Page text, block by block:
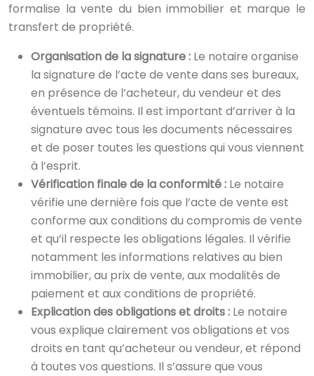
formalise la vente du bien immobilier et marque le
transfert de propriété.
Organisation de la signature : Le notaire organise
la signature de l’acte de vente dans ses bureaux,
en présence de l’acheteur, du vendeur et des
éventuels témoins. Il est important d’arriver à la
signature avec tous les documents nécessaires
et de poser toutes les questions qui vous viennent
à l’esprit.
Vérification finale de la conformité : Le notaire
vérifie une dernière fois que l’acte de vente est
conforme aux conditions du compromis de vente
et qu’il respecte les obligations légales. Il vérifie
notamment les informations relatives au bien
immobilier, au prix de vente, aux modalités de
paiement et aux conditions de propriété.
Explication des obligations et droits : Le notaire
vous explique clairement vos obligations et vos
droits en tant qu’acheteur ou vendeur, et répond
à toutes vos questions. Il s’assure que vous